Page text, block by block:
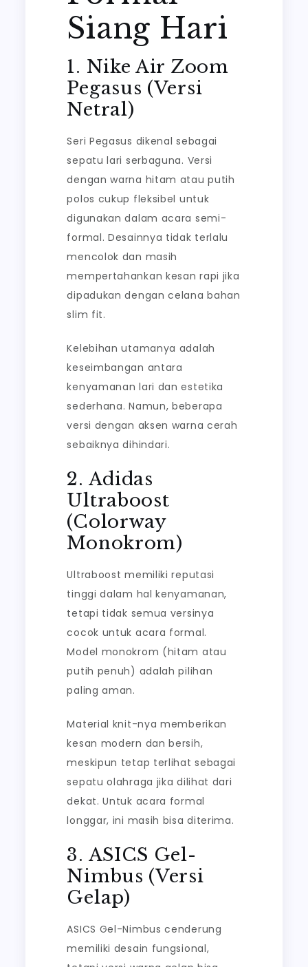
Siang Hari
1. Nike Air Zoom
Pegasus (Versi
Netral)
Seri Pegasus dikenal sebagai
sepatu lari serbaguna. Versi
dengan warna hitam atau putih
polos cukup fleksibel untuk
digunakan dalam acara semi-
formal. Desainnya tidak terlalu
mencolok dan masih
mempertahankan kesan rapi jika
dipadukan dengan celana bahan
slim fit.
Kelebihan utamanya adalah
keseimbangan antara
kenyamanan lari dan estetika
sederhana. Namun, beberapa
versi dengan aksen warna cerah
sebaiknya dihindari.
2. Adidas
Ultraboost
(Colorway
Monokrom)
Ultraboost memiliki reputasi
tinggi dalam hal kenyamanan,
tetapi tidak semua versinya
cocok untuk acara formal.
Model monokrom (hitam atau
putih penuh) adalah pilihan
paling aman.
Material knit-nya memberikan
kesan modern dan bersih,
meskipun tetap terlihat sebagai
sepatu olahraga jika dilihat dari
dekat. Untuk acara formal
longgar, ini masih bisa diterima.
3. ASICS Gel-
Nimbus (Versi
Gelap)
ASICS Gel-Nimbus cenderung
memiliki desain fungsional,